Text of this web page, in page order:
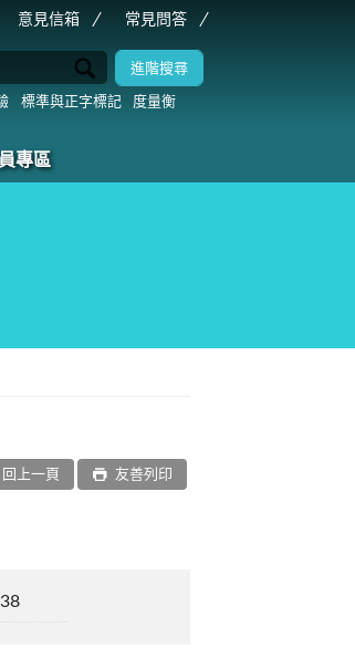
意見信箱 常見問答
標準與正字標記 度量衡
專區
回上一頁 友善列印